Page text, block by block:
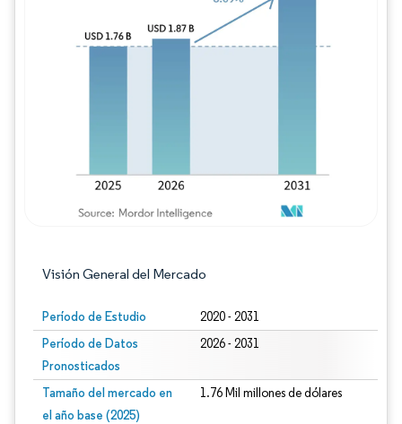
Visión General del Mercado
Período de Estudio 2020 - 2031
Período de Datos
Pronosticados
2026 - 2031
Tamaño del mercado en
el año base (2025)
1.76 Mil millones de dólares